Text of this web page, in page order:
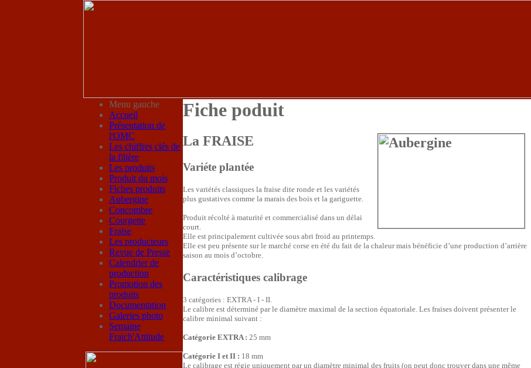
Menu gauche
Accueil
Présentation de
l'OMC
Les chiffres clés de
la filière
Les produits
Produit du mois
Fiches produits
Aubergine
Concombre
Courgette
Fraise
Les producteurs
Revue de Presse
Calendrier de
production
Promotion des
produits
Documentation
Galeries photo
Semaine
Fraich'Attitude
Fiche poduit
La FRAISE
Variéte plantée
Les variétés classiques la fraise dite ronde et les variétés
plus gustatives comme la marais des bois et la gariguette.
Produit récolté à maturité et commercialisé dans un délai
court.
Elle est principalement cultivée sous abri froid au printemps.
Elle est peu présente sur le marché corse en été du fait de la chaleur mais bénéficie d’une production d’arrière
saison au mois d’octobre.
Caractéristiques calibrage
3 catégories : EXTRA - I - II.
Le calibre est déterminé par le diamètre maximal de la section équatoriale. Les fraises doivent présenter le
calibre minimal suivant :
Catégorie EXTRA : 25 mm
Catégorie I et II : 18 mm
Le calibrage est régie uniquement par un diamètre minimal des fruits (on peut donc trouver dans une même